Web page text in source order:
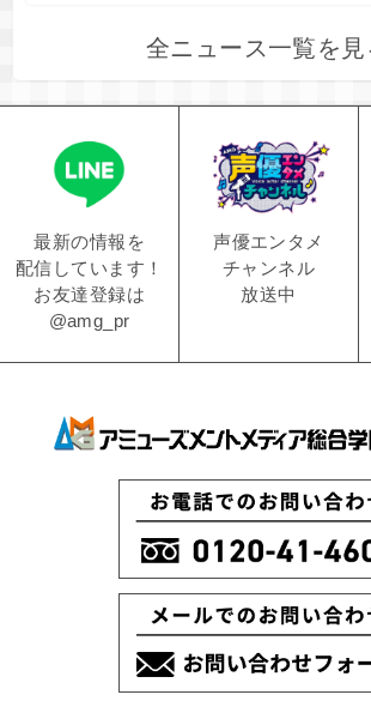
全ニュース一覧を見
最新の情報を
配信しています！
お友達登録は
@amg_pr
声優エンタメ
チャンネル
放送中